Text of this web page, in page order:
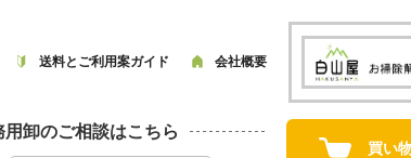
送料とご利用案ガイド 会社概要
卸のご相談はこちら
買い